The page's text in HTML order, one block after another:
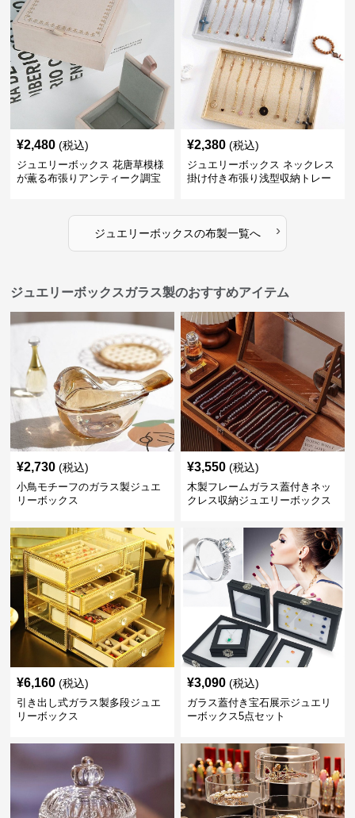
¥2,480 (税込)
ジュエリーボックス 花唐草模様
が薫る布張りアンティーク調宝
¥2,380 (税込)
ジュエリーボックス ネックレス
掛け付き布張り浅型収納トレー
ジュエリーボックスの布製一覧へ ›
ジュエリーボックスガラス製のおすすめアイテム
¥2,730 (税込)
小鳥モチーフのガラス製ジュエ
リーボックス
¥3,550 (税込)
木製フレームガラス蓋付きネッ
クレス収納ジュエリーボックス
¥6,160 (税込)
引き出し式ガラス製多段ジュエ
リーボックス
¥3,090 (税込)
ガラス蓋付き宝石展示ジュエリ
ーボックス5点セット